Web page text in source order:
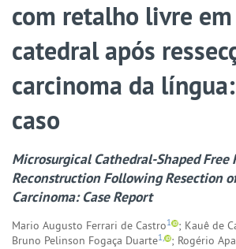
com retalho livre
catedral após
carcinoma da
caso
Microsurgical Cathedral-Shaped Free
Reconstruction Following Resection
Carcinoma: Case Report
Mario Augusto Ferrari de Castro1 ; Kauê de
Bruno Pelinson Fogaça Duarte1, ; Rogério